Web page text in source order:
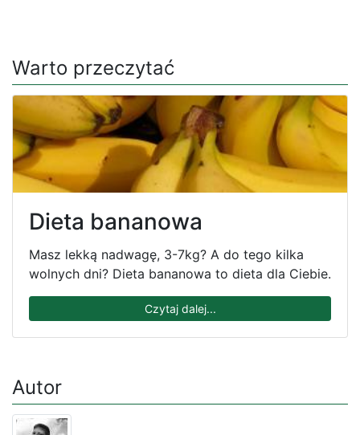
Warto przeczytać
Dieta bananowa
Masz lekką nadwagę, 3-7kg? A do tego kilka
wolnych dni? Dieta bananowa to dieta dla Ciebie.
Czytaj dalej...
Autor